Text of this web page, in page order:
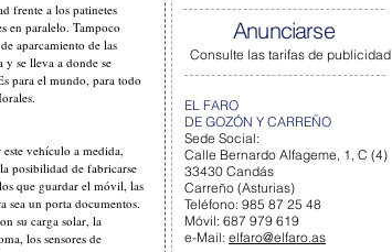
frente a los patinetes
en paralelo. Tampoco
aparcamiento de las
y se lleva a donde se
para el mundo, para todo
vehículo a medida,
posibilidad de fabricarse
que guardar el móvil, las
un porta documentos.
su carga solar, la
los sensores de
Anunciarse
Consulte las tarifas de publicidad
EL FARO
DE GOZÓN Y CARREÑO
Sede Social:
Calle Bernardo Alfageme, 1, C (4)
33430 Candás
Carreño (Asturias)
Teléfono: 985 87 25 48
Móvil: 687 979 619
e-Mail: elfaro@elfaro.as